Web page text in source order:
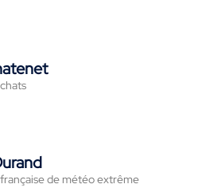
de météo extrême